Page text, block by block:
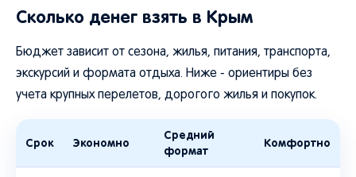
Сколько денег взять в Крым
Бюджет зависит от сезона, жилья, питания, транспорта,
экскурсий и формата отдыха. Ниже - ориентиры без
учета крупных перелетов, дорогого жилья и покупок.
Срок Экономно
Средний
формат
Комфортно